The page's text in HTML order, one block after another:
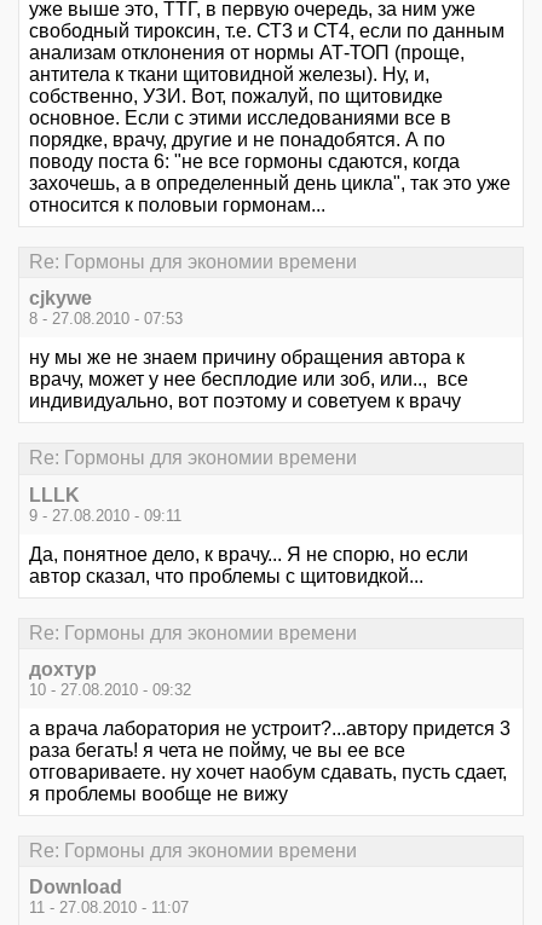
уже выше это, ТТГ, в первую очередь, за ним уже
свободный тироксин, т.е. СТ3 и СТ4, если по данным
анализам отклонения от нормы АТ-ТОП (проще,
антитела к ткани щитовидной железы). Ну, и,
собственно, УЗИ. Вот, пожалуй, по щитовидке
основное. Если с этими исследованиями все в
порядке, врачу, другие и не понадобятся. А по
поводу поста 6: "не все гормоны сдаются, когда
захочешь, а в определенный день цикла", так это уже
относится к половыи гормонам...
Re: Гормоны для экономии времени
cjkywe
8 - 27.08.2010 - 07:53
ну мы же не знаем причину обращения автора к
врачу, может у нее бесплодие или зоб, или.., все
индивидуально, вот поэтому и советуем к врачу
Re: Гормоны для экономии времени
LLLK
9 - 27.08.2010 - 09:11
Да, понятное дело, к врачу... Я не спорю, но если
автор сказал, что проблемы с щитовидкой...
Re: Гормоны для экономии времени
дохтур
10 - 27.08.2010 - 09:32
а врача лаборатория не устроит?...автору придется 3
раза бегать! я чета не пойму, че вы ее все
отговариваете. ну хочет наобум сдавать, пусть сдает,
я проблемы вообще не вижу
Re: Гормоны для экономии времени
Download
11 - 27.08.2010 - 11:07